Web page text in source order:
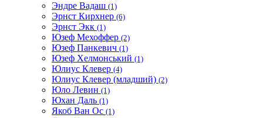
Эндре Вадаш (1)
Эрнст Кирхнер (6)
Эрнст Экк (1)
Юзеф Мехоффер (2)
Юзеф Панкевич (1)
Юзеф Хелмонський (1)
Юлиус Клевер (4)
Юлиус Клевер (младший) (2)
Юло Левин (1)
Юхан Даль (1)
Якоб Ван Ос (1)